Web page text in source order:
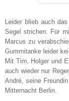
Leider blieb auch
Segel strichen. Für
Marcus zu
Gummitanke leider
Mit Tim, Holger und
auch wieder nur
André, seine
Mitternacht Berlin.